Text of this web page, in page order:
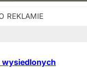
wysiedlonych